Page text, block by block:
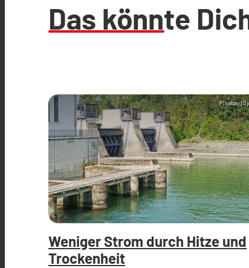
Das könnte
Pixabay
Weniger Strom durch Hitze und
Trockenheit